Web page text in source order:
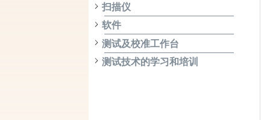
扫描仪
软件
测试及校准工作台
测试技术的学习和培训